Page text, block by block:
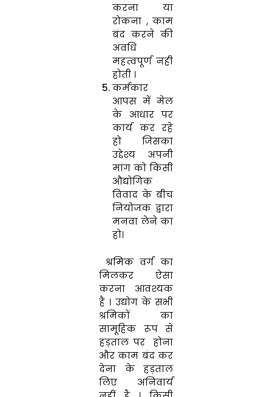
करना या
रोकना , काम
बंद करने की
अवधि
महत्वपूर्ण नही
होती ।
कर्मकार
आपस में मेल
के आधार पर
कार्य कर रहे
हो जिसका
उद्देश्य अपनी
मांग को किसी
औद्योगिक
विवाद के बीच
नियोजक द्वारा
मनवा लेने का
हो।
श्रमिकवर्ग का
मिलकर ऐसा
करना आवश्यक
है । उद्योग के सभी
श्रमिकों का
सामूहिक रूप से
हड़ताल पर होना
और काम बंद कर
देना के हड़ताल
लिए अनिवार्य